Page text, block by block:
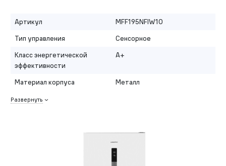
Артикул
MFF195NFIW10
Тип управления
Сенсорное
Класс энергетической
эффективности
A+
Материал корпуса Металл
Развернуть